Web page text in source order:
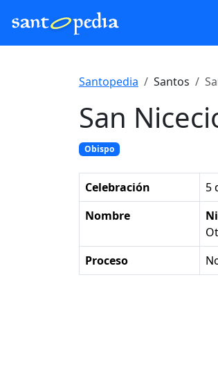
Santopedia Santos
San
Obispo
Celebración 5
Nombre
Proceso